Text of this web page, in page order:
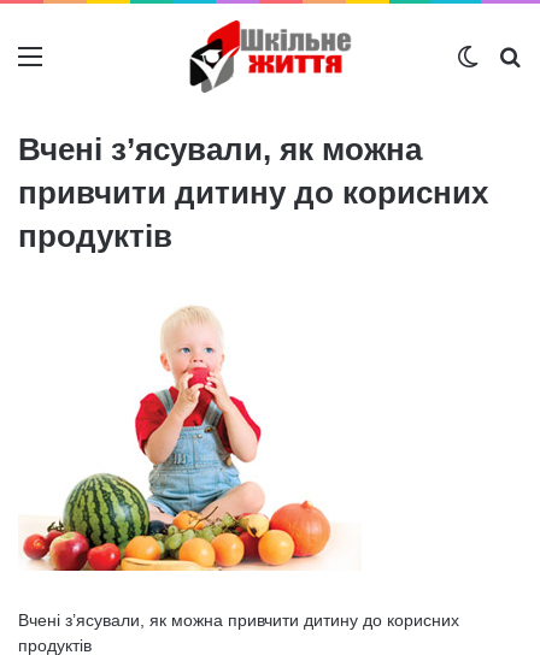
Меню
Вчені з’ясували, як можна
привчити дитину до корисних
продуктів
Вчені з’ясували, як можна привчити дитину до корисних
продуктів